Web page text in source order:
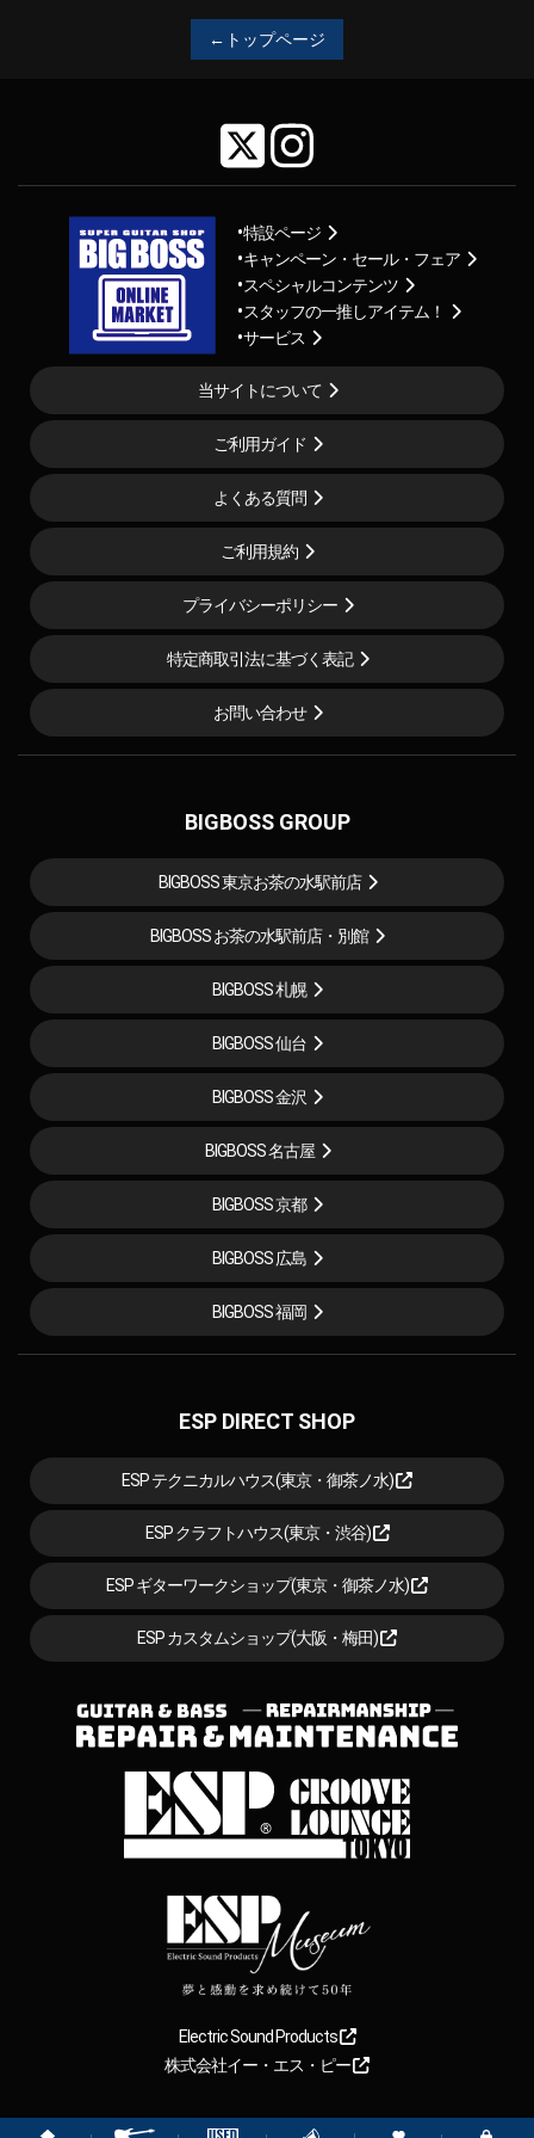
←トップページ
特設ページ
キャンペーン・セール・フェア
スペシャルコンテンツ
スタッフの一推しアイテム！
サービス
当サイトについて
ご利用ガイド
よくある質問
ご利用規約
プライバシーポリシー
特定商取引法に基づく表記
お問い合わせ
BIGBOSS GROUP
BIGBOSS 東京お茶の水駅前店
BIGBOSS お茶の水駅前店・別館
BIGBOSS 札幌
BIGBOSS 仙台
BIGBOSS 金沢
BIGBOSS 名古屋
BIGBOSS 京都
BIGBOSS 広島
BIGBOSS 福岡
ESP DIRECT SHOP
ESP テクニカルハウス(東京・御茶ノ水)
ESP クラフトハウス(東京・渋谷)
ESP ギターワークショップ(東京・御茶ノ水)
ESP カスタムショップ(大阪・梅田)
Electric Sound Products
株式会社イー・エス・ピー